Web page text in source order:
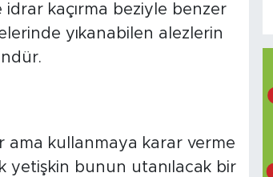
kaçırma beziyle benzer
yıkanabilen alezlerin
ama kullanmaya karar verme
yetişkin bunun utanılacak bir